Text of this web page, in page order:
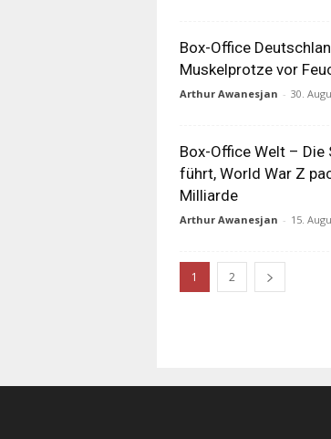
Box-Office
Muskelprotze vor
Arthur Awanesjan - 30.
Box-Office Welt – Die
führt, World War Z
Milliarde
Arthur Awanesjan - 15.
1 2